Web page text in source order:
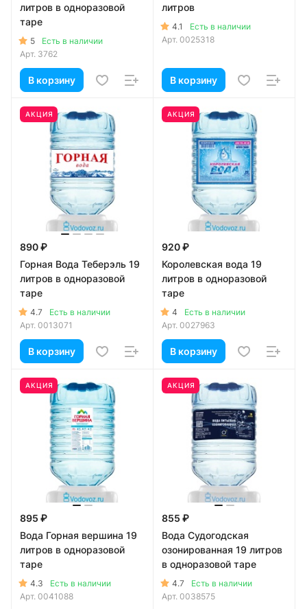
литров в одноразовой
таре
5
Есть в наличии
Арт. 3762
В корзину
литров
4.1
Есть в наличии
Арт. 0025318
В корзину
АКЦИЯ
890 ₽
Горная Вода Теберэль 19
литров в одноразовой
таре
4.7
Есть в наличии
Арт. 0013071
В корзину
АКЦИЯ
920 ₽
Королевская вода 19
литров в одноразовой
таре
4
Есть в наличии
Арт. 0027963
В корзину
АКЦИЯ
895 ₽
Вода Горная вершина 19
литров в одноразовой
таре
4.3
Есть в наличии
Арт. 0041088
АКЦИЯ
855 ₽
Вода Судогодская
озонированная 19 литров
в одноразовой таре
4.7
Есть в наличии
Арт. 0038575